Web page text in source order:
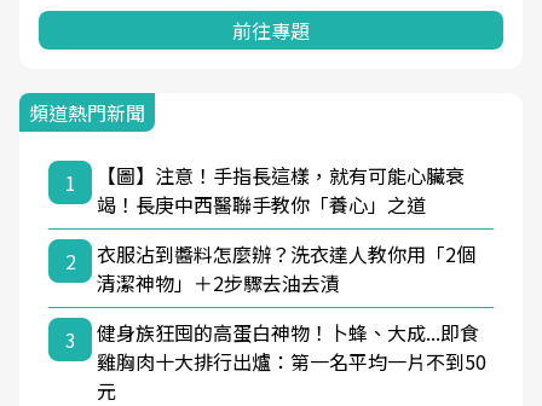
前往專題
頻道熱門新聞
1
【圖】注意！手指長這樣，就有可能心臟衰
竭！長庚中西醫聯手教你「養心」之道
2
衣服沾到醬料怎麼辦？洗衣達人教你用「2個
清潔神物」＋2步驟去油去漬
3
健身族狂囤的高蛋白神物！卜蜂、大成...即食
雞胸肉十大排行出爐：第一名平均一片不到50
元